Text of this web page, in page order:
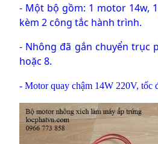
- Một bộ gồm: 1 motor 14w,
kèm 2 công tắc hành trình.
- Nhông đã gắn chuyển trục
hoặc 8.
- Motor quay chậm 14W 220V, tốc